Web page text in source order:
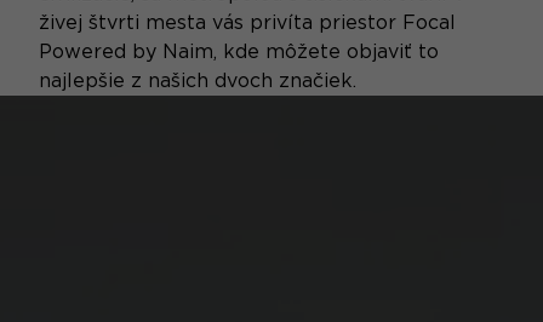
živej štvrti mesta vás privíta priestor Focal
Powered by Naim, kde môžete objaviť to
najlepšie z našich dvoch značiek.